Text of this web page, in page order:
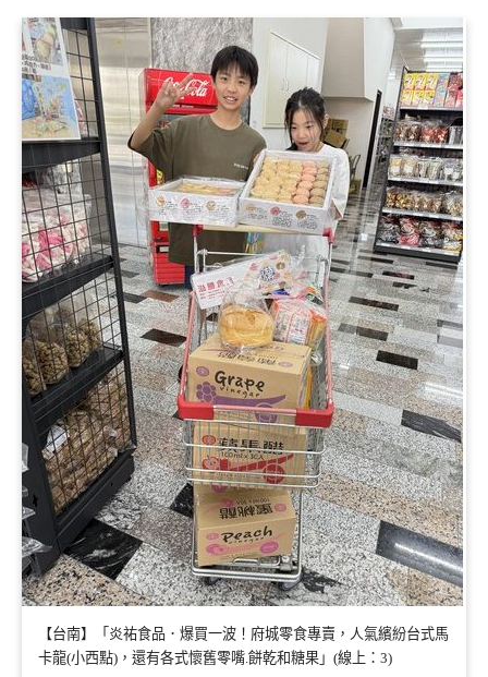
【台南】「炎祐食品．爆買一波！府城零食專賣，人氣繽紛台式馬
卡龍(小西點)，還有各式懷舊零嘴.餅乾和糖果」(線上：3)